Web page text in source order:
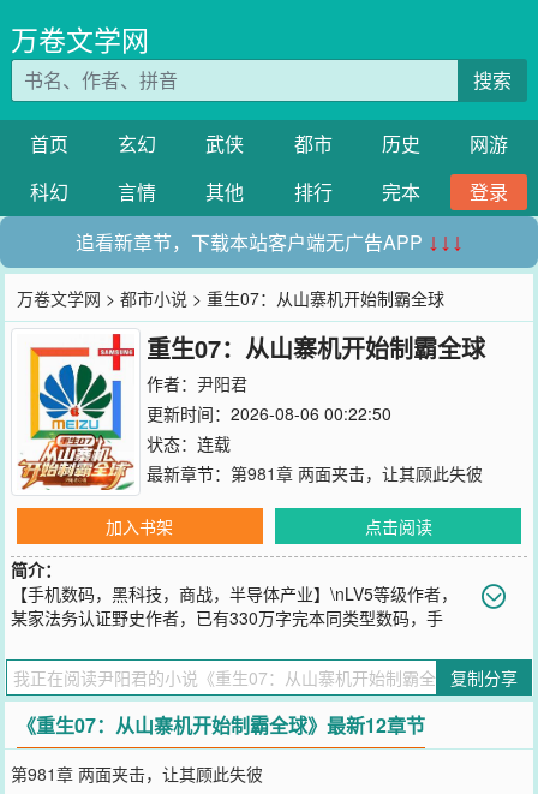
万卷文学网
搜索
首页 玄幻 武侠 都市 历史
网游
科幻
言情 其他 排行 完本
登录
追看新章节，下载本站客户端无广告APP ↓↓↓
万卷文学网 >都市小说 > 重生07：从山寨机开始制霸全球
重生07：从山寨机开始制霸全球
作者： 尹阳君
更新时间：2026-08-06 00:22:50
状态：连载
最新章节： 第981章 两面夹击，让其顾此失彼
加入书架
点击阅读
简介：
【手机数码，黑科技，商战，半导体产业】\nLV5等级作者，
某家法务认证野史作者，已有330万字完本同类型数码，手
型为山寨机工厂，抓住华强北山寨机最后的尾巴。\n从4卡4待到超级
喇叭，从炫酷的跑马灯到凯斯平台。\n从第一代智能机的艰苦研发到
全产业链的布局。\n看似小打小闹，在巨头夹缝中挣扎，实则布局一
场战略大局。\n苹果：“谁能信啊，干翻iPhone的竟然是曾经山寨我们
手机的山寨机厂商？！”\n高通：“曾经的大客户，成了我们最大的对
手。”\n谷歌：“我怎么就给自己造了一个大爹出来。”\nBBA:“致敬我
复制分享
《重生07：从山寨机开始制霸全球》最新12章节
第981章 两面夹击，让其顾此失彼